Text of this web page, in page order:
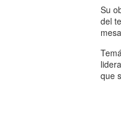
Su
del
que